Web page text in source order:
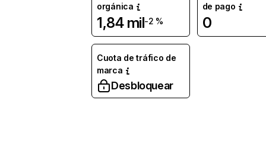
orgánica
1,84 mil-2 %
de pago
0
Cuota de tráfico de
marca
Desbloquear